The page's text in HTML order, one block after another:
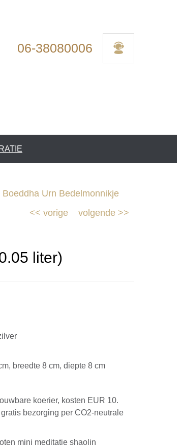
06-38080006
Urn Bedelmonnikje
volgende >>
<< vorige
liter)
breedte 8 cm, diepte 8 cm
koerier, kosten EUR 10.
bezorging per CO2-neutrale
mini meditatie shaolin